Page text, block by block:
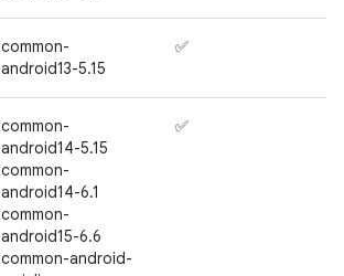
common-
android13-5.15
✅
common-
android14-5.15
common-
android14-6.1
common-
android15-6.6
common-android-
✅